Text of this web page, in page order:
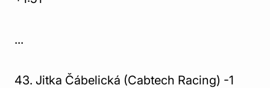
...
43. Jitka Čábelická (Cabtech Racing) -1